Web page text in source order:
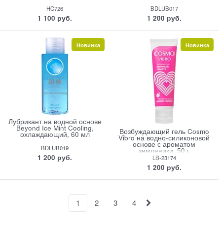
HC726
1 100 руб.
BDLUB017
1 200 руб.
Лубрикант на водной основе
Beyond Ice Mint Cooling,
охлаждающий, 60 мл
BDLUB019
1 200 руб.
Новинка
Возбуждающий гель Cosmo
Vibro на водно-силиконовой
основе с ароматом
земляники, 50 г
LB-23174
1 200 руб.
Новинка
1 2 3 4